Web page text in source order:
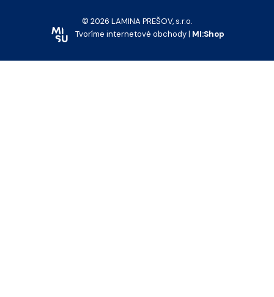
© 2026 LAMINA PREŠOV, s.r.o.
Tvoríme internetové obchody | MI:Shop